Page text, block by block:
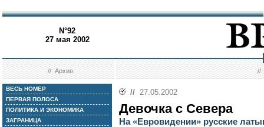
N°92
27 мая 2002
//Архив //
ВЕСЬ НОМЕР
ПЕРВАЯ ПОЛОСА
ПОЛИТИКА И ЭКОНОМИКА
ЗАГРАНИЦА
// 27.05.2002
Девочка с Севера
На «Евровидении» русские